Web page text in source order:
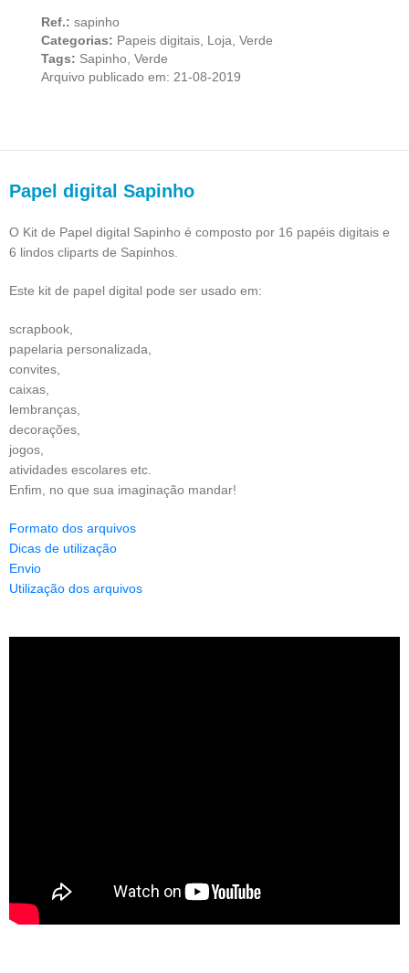
Ref.: sapinho
Categorias: Papeis digitais Loja Verde
Tags: Sapinho Verde
Arquivo publicado em: 21-08-2019
Papel digital Sapinho
O Kit de Papel digital Sapinho é composto por 16 papéis digitais e
6 lindos cliparts de Sapinhos.
Este kit de papel digital pode ser usado em:
scrapbook,
papelaria personalizada,
convites,
caixas,
lembranças,
decorações,
jogos,
atividades escolares etc.
Enfim, no que sua imaginação mandar!
Formato dos arquivos
Dicas de utilização
Envio
Utilização dos arquivos